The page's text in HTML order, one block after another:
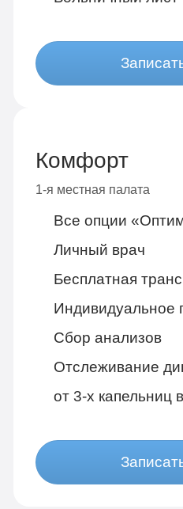
Комфорт
1-я местная палата
Все опции
Личный врач
Бесплатная
Индивидуальное
Сбор анализов
Отслеживание
от 3-х капельниц